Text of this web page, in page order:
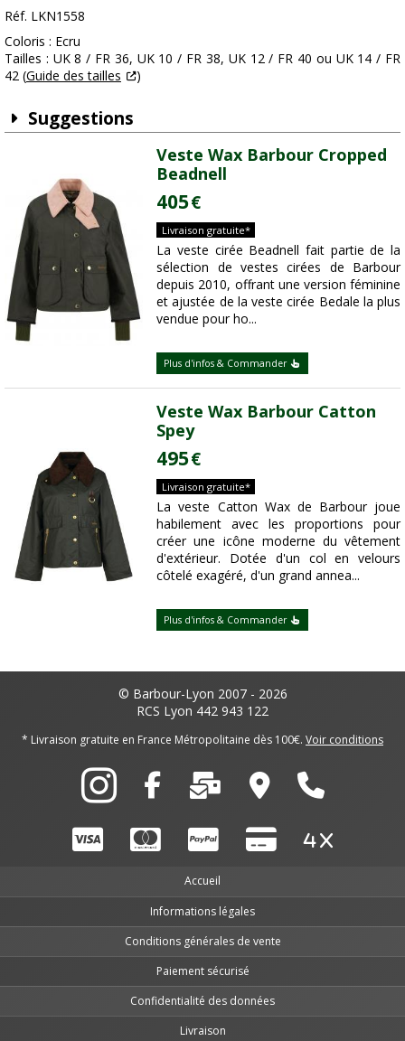
Réf. LKN1558
Coloris : Ecru
Tailles : UK 8 / FR 36, UK 10 / FR 38, UK 12 / FR 40 ou UK 14 / FR
42 (Guide des tailles )
Suggestions
Veste Wax Barbour Cropped
Beadnell
405€
Livraison gratuite*
La veste cirée Beadnell fait partie de la
sélection de vestes cirées de Barbour
depuis 2010, offrant une version féminine
et ajustée de la veste cirée Bedale la plus
vendue pour ho...
Plus d'infos & Commander
Veste Wax Barbour Catton
Spey
495€
Livraison gratuite*
La veste Catton Wax de Barbour joue
habilement avec les proportions pour
créer une icône moderne du vêtement
d'extérieur. Dotée d'un col en velours
côtelé exagéré, d'un grand annea...
Plus d'infos & Commander
© Barbour-Lyon 2007 - 2026
RCS Lyon 442 943 122
* Livraison gratuite en France Métropolitaine dès 100€. Voir conditions
Accueil
Informations légales
Conditions générales de vente
Paiement sécurisé
Confidentialité des données
Livraison